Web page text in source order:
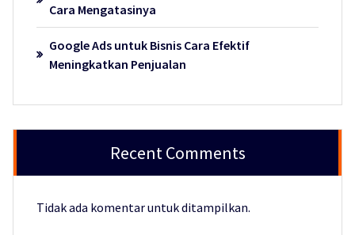
Cara Mengatasinya
Google Ads untuk Bisnis Cara Efektif
Meningkatkan Penjualan
Recent Comments
Tidak ada komentar untuk ditampilkan.